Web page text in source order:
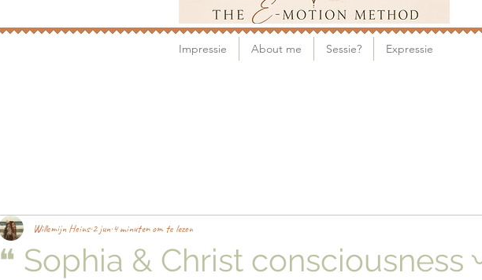
Impressie About me Sessie? Expressie
❝ Sophia & Christ consciousness
Willemijn Heins 2 jun 4 minuten om te lezen